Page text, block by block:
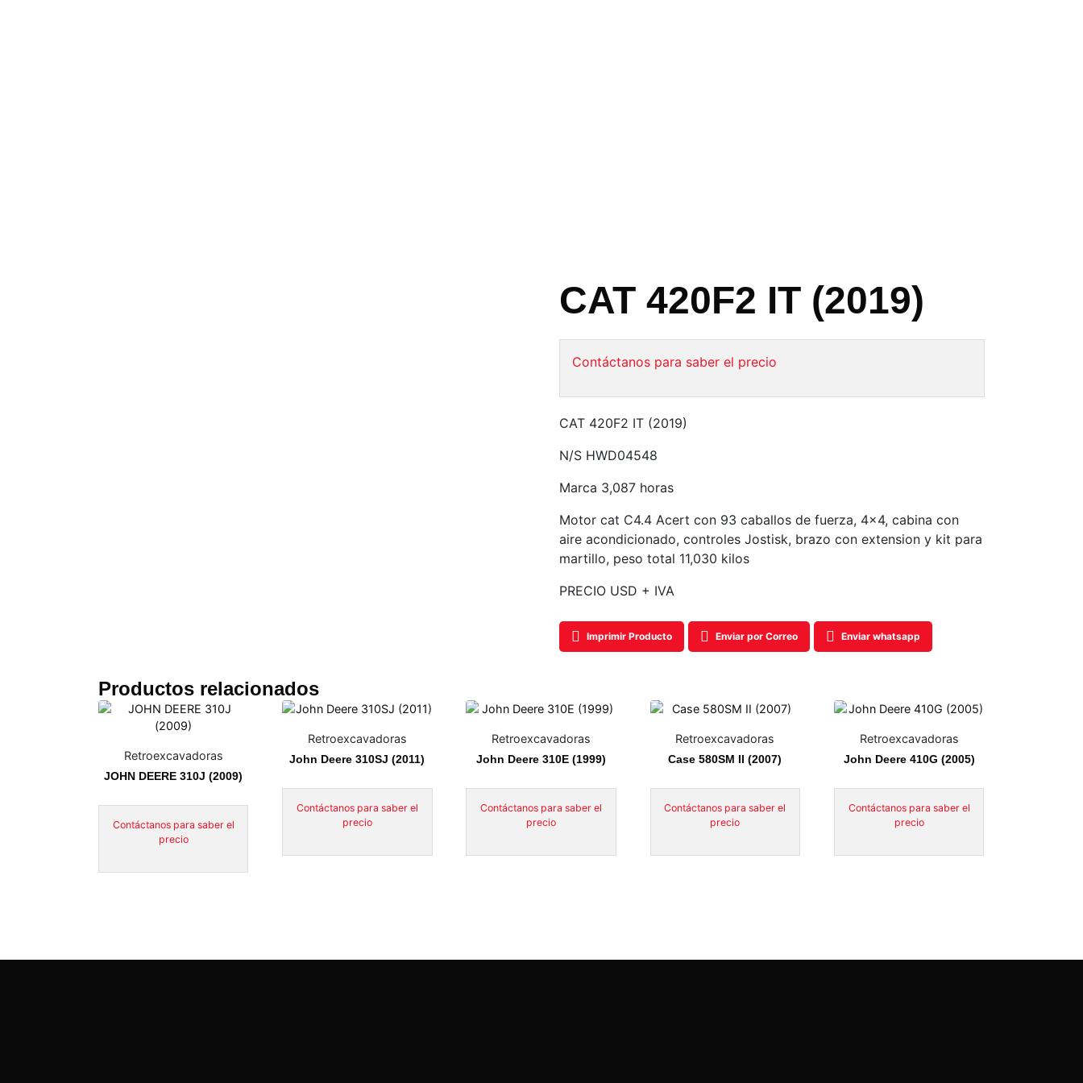
CAT 420F2 IT (2019)
Contáctanos para saber el precio
CAT 420F2 IT (2019)
N/S HWD04548
Marca 3,087 horas
Motor cat C4.4 Acert con 93 caballos de fuerza, 4×4, cabina con
aire acondicionado, controles Jostisk, brazo con extension y kit para
martillo, peso total 11,030 kilos
PRECIO USD + IVA
Imprimir Producto Enviar por Correo Enviar whatsapp
Productos relacionados
Retroexcavadoras
JOHN DEERE 310J (2009)
Contáctanos para saber el
precio
Retroexcavadoras
John Deere 310SJ (2011)
Contáctanos para saber el
precio
Retroexcavadoras
John Deere 310E (1999)
Contáctanos para saber el
precio
Retroexcavadoras
Case 580SM II (2007)
Contáctanos para saber el
precio
Retroexcavadoras
John Deere 410G (2005)
Contáctanos para saber el
precio